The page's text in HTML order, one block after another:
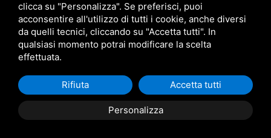
Questo sito è protetto da Google reCAPTCHA v3,Privacy Policy
Terms of Servicedi Google.
clicca su "Personalizza". Se preferisci, puoi
acconsentire all'utilizzo di tutti i cookie, anche diversi
da quelli tecnici, cliccando su "Accetta tutti". In
qualsiasi momento potrai modificare la scelta
effettuata.
Personalizza
Rifiuta Accetta tutti